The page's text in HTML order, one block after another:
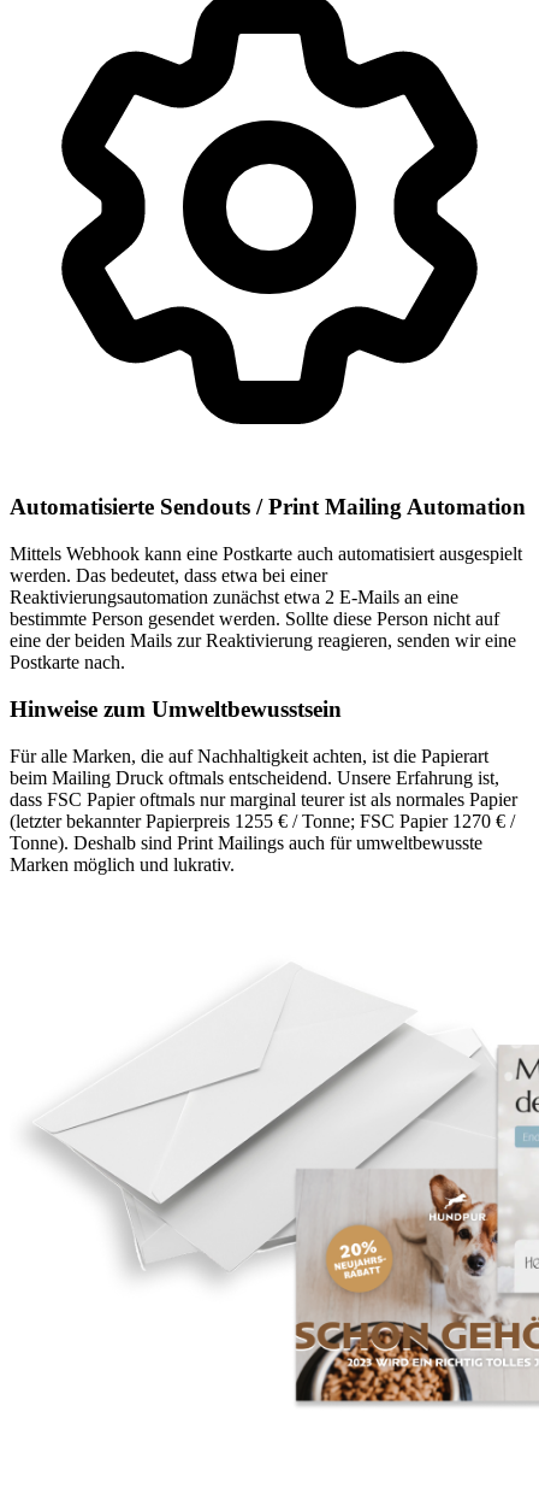
Automatisierte Sendouts / Print Mailing Automation
Mittels Webhook kann eine Postkarte auch automatisiert ausgespielt
werden. Das bedeutet, dass etwa bei einer
Reaktivierungsautomation zunächst etwa 2 E-Mails an eine
bestimmte Person gesendet werden. Sollte diese Person nicht auf
eine der beiden Mails zur Reaktivierung reagieren, senden wir eine
Postkarte nach.
Hinweise zum Umweltbewusstsein
Für alle Marken, die auf Nachhaltigkeit achten, ist die Papierart
beim Mailing Druck oftmals entscheidend. Unsere Erfahrung ist,
dass FSC Papier oftmals nur marginal teurer ist als normales Papier
(letzter bekannter Papierpreis 1255 € / Tonne; FSC Papier 1270 € /
Tonne). Deshalb sind Print Mailings auch für umweltbewusste
Marken möglich und lukrativ.